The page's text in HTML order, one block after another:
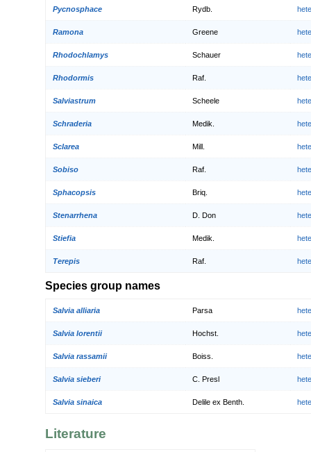
Pycnosphace Rydb.
Ramona Greene
Rhodochlamys Schauer
Rhodormis Raf.
Salviastrum Scheele
Schraderia Medik.
Sclarea Mill.
Sobiso Raf.
Sphacopsis Briq.
Stenarrhena D. Don
Stiefia Medik.
Terepis Raf.
Species group names
Salvia alliaria Parsa
Salvia lorentii Hochst.
Salvia rassamii Boiss.
Salvia sieberi C. Presl
Salvia sinaica Delile ex Benth.
Literature